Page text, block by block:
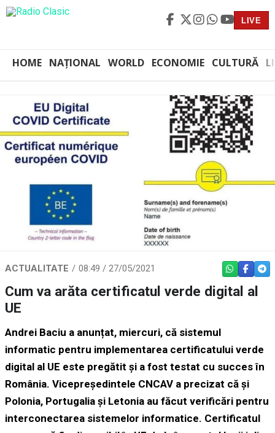
LIVE
HOME NAȚIONAL WORLD ECONOMIE CULTURĂ
ACTUALITATE 08:49 / 27/05/2021 WHATSAPP
Cum va arăta certificatul verde digital al
UE
Andrei Baciu a anunțat, miercuri, că sistemul
informatic pentru implementarea certificatului verde
digital al UE este pregătit și a fost testat cu succes în
România. Vicepreședintele CNCAV a precizat că și
Polonia, Portugalia și Letonia au făcut verificări pentru
interconectarea sistemelor informatice. Certificatul